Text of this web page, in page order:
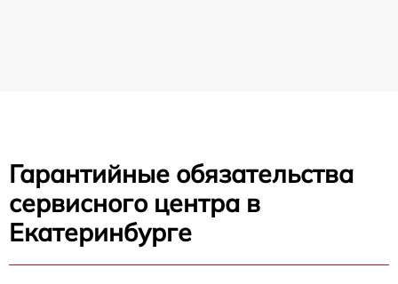
Гарантийные обязательства
сервисного центра в
Екатеринбурге